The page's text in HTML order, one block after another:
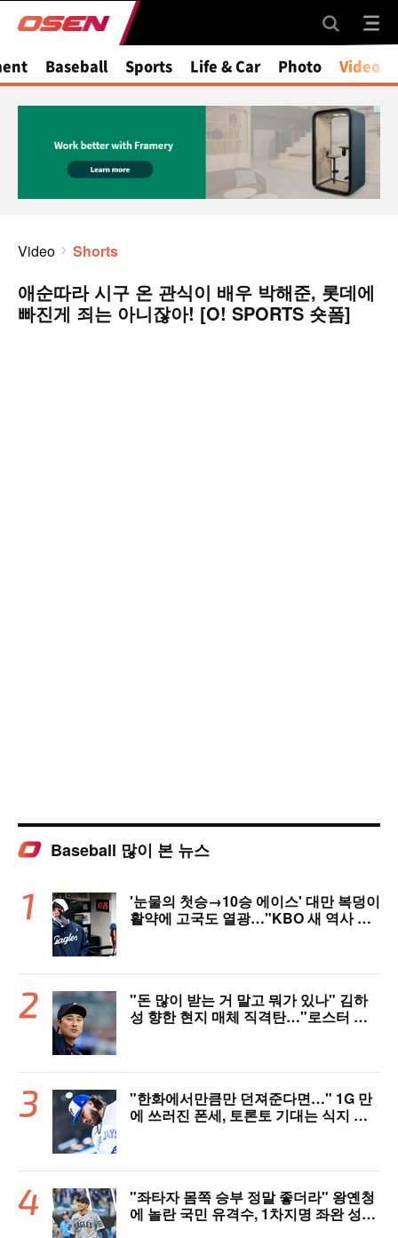
Baseball Sports Life & Car Photo Video
Video Shorts
애순따라 시구 온 관식이 배우 박해준, 롯데에
빠진게 죄는 아니잖아! [O! SPORTS 숏폼]
Baseball 많이 본 뉴스
'눈물의 첫승→10승 에이스' 대만 복덩이
활약에 고국도 열광…"KBO 새 역사 썼
"돈 많이 받는 거 말고 뭐가 있나" 김하
성 향한 현지 매체 직격탄…"로스터 한
"한화에서만큼만 던져준다면…" 1G 만
에 쓰러진 폰세, 토론토 기대는 식지 않
"좌타자 몸쪽 승부 정말 좋더라" 왕옌청
에 놀란 국민 유격수, 1차지명 좌완 성장